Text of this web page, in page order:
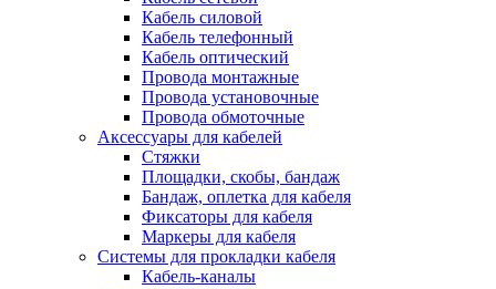
Кабель силовой
Кабель телефонный
Кабель оптический
Провода монтажные
Провода установочные
Провода обмоточные
Аксессуары для кабелей
Стяжки
Площадки, скобы, бандаж
Бандаж, оплетка для кабеля
Фиксаторы для кабеля
Маркеры для кабеля
Системы для прокладки кабеля
Кабель-каналы